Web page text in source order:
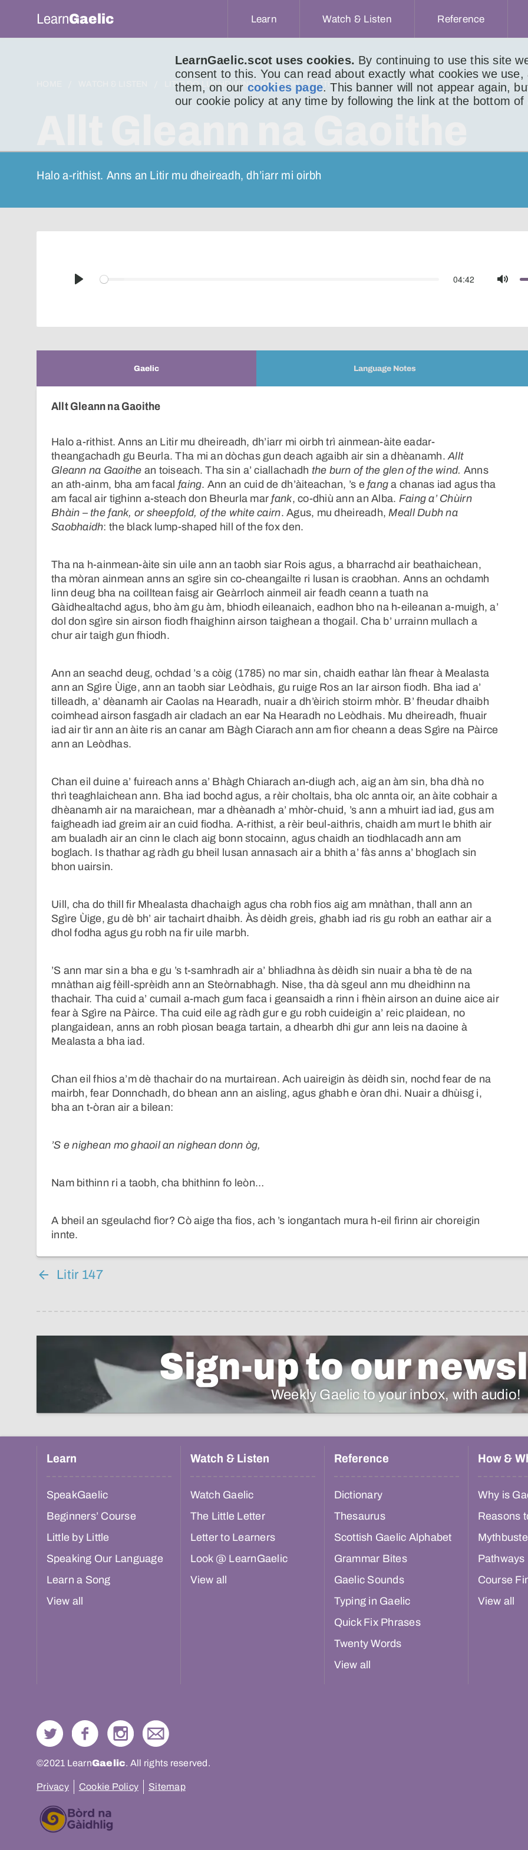
LearnGaelic.scot uses cookies. By continuing to use this site
consent to this. You can read about exactly what cookies we
them, on our cookies page. This banner will not appear again,
our cookie policy at any time by following the link at the bottom of
LearnGaelic Learn Watch & Listen Reference
LITIR DO LUCHD-IONNSACHAIDH LITIR 148
Halo a-rithist. Anns an Litir mu dheireadh, dh’iarr mi oirbh
Play
04:42
Mute
Gaelic Language Notes
Allt Gleann na Gaoithe
Halo a-rithist. Anns an Litir mu dheireadh, dh’iarr mi oirbh trì ainmean-àite eadar-
theangachadh gu Beurla. Tha mi an dòchas gun deach agaibh air sin a dhèanamh.Allt
Gleann na Gaoithe an toiseach. Tha sin a’ ciallachadh the burn of the glen of the wind. Anns
an ath-ainm, bha am facal faing. Ann an cuid de dh’àiteachan, ’s e fang a chanas iad agus tha
am facal air tighinn a-steach don Bheurla mar fank, co-dhiù ann an Alba. Faing a’ Chùirn
Bhàin – the fank, or sheepfold, of the white cairn. Agus, mu dheireadh,Meall Dubh na
Saobhaidh: the black lump-shaped hill of the fox den.
Tha na h-ainmean-àite sin uile ann an taobh siar Rois agus, a bharrachd air beathaichean,
tha mòran ainmean anns an sgìre sin co-cheangailte ri lusan is craobhan. Anns an ochdamh
linn deug bha na coilltean faisg air Geàrrloch ainmeil air feadh ceann a tuath na
Gàidhealtachd agus, bho àm gu àm, bhiodh eileanaich, eadhon bho na h-eileanan a-muigh, a’
dol don sgìre sin airson fiodh fhaighinn airson taighean a thogail. Cha b’ urrainn mullach a
chur air taigh gun fhiodh.
Ann an seachd deug, ochdad ’s a còig (1785) no mar sin, chaidh eathar làn fhear à Mealasta
ann an Sgìre Ùige, ann an taobh siar Leòdhais, gu ruige Ros an Iar airson fiodh. Bha iad a’
tilleadh, a’ dèanamh air Caolas na Hearadh, nuair a dh’èirich stoirm mhòr. B’ fheudar dhaibh
coimhead airson fasgadh air cladach an ear Na Hearadh no Leòdhais. Mu dheireadh, fhuair
iad air tìr ann an àite ris an canar am Bàgh Ciarach ann am fìor cheann a deas Sgìre na Pàirce
ann an Leòdhas.
Chan eil duine a’ fuireach anns a’ Bhàgh Chiarach an-diugh ach, aig an àm sin, bha dhà no
thrì teaghlaichean ann. Bha iad bochd agus, a rèir choltais, bha olc annta oir, an àite cobhair a
dhèanamh air na maraichean, mar a dhèanadh a’ mhòr-chuid, ’s ann a mhuirt iad iad, gus am
faigheadh iad greim air an cuid fiodha. A-rithist, a rèir beul-aithris, chaidh am murt le bhith air
am bualadh air an cinn le clach aig bonn stocainn, agus chaidh an tiodhlacadh ann am
boglach. Is thathar ag ràdh gu bheil lusan annasach air a bhith a’ fàs anns a’ bhoglach sin
bhon uairsin.
Uill, cha do thill fir Mhealasta dhachaigh agus cha robh fios aig am mnàthan, thall ann an
Sgìre Ùige, gu dè bh’ air tachairt dhaibh. Às dèidh greis, ghabh iad ris gu robh an eathar air a
dhol fodha agus gu robh na fir uile marbh.
’S ann mar sin a bha e gu ’s t-samhradh air a’ bhliadhna às dèidh sin nuair a bha tè de na
mnàthan aig fèill-sprèidh ann an Steòrnabhagh. Nise, tha dà sgeul ann mu dheidhinn na
thachair. Tha cuid a’ cumail a-mach gum faca i geansaidh a rinn i fhèin airson an duine aice air
fear à Sgìre na Pàirce. Tha cuid eile ag ràdh gur e gu robh cuideigin a’ reic plaidean, no
plangaidean, anns an robh pìosan beaga tartain, a dhearbh dhi gur ann leis na daoine à
Mealasta a bha iad.
Chan eil fhios a’m dè thachair do na murtairean. Ach uaireigin às dèidh sin, nochd fear de na
mairbh, fear Donnchadh, do bhean ann an aisling, agus ghabh e òran dhi. Nuair a dhùisg i,
bha an t-òran air a bilean:
’S e nighean mo ghaoil an nighean donn òg,
Nam bithinn ri a taobh, cha bhithinn fo leòn…
A bheil an sgeulachd fìor? Cò aige tha fios, ach ’s iongantach mura h-eil fìrinn air choreigin
innte.
Litir 147
Sign-up to our
Weekly Gaelic to your inbox, with audio!
Learn
SpeakGaelic
Beginners’ Course
Little by Little
Speaking Our Language
Learn a Song
View all
Watch & Listen
Watch Gaelic
The Little Letter
Letter to Learners
Look @ LearnGaelic
View all
Reference
Dictionary
Thesaurus
Scottish Gaelic Alphabet
Grammar Bites
Gaelic Sounds
Typing in Gaelic
Quick Fix Phrases
Twenty Words
View all
How &
Why is
Reasons
Pathways
Course
View all
©2021 LearnGaelic. All rights reserved.
Privacy Cookie Policy Sitemap